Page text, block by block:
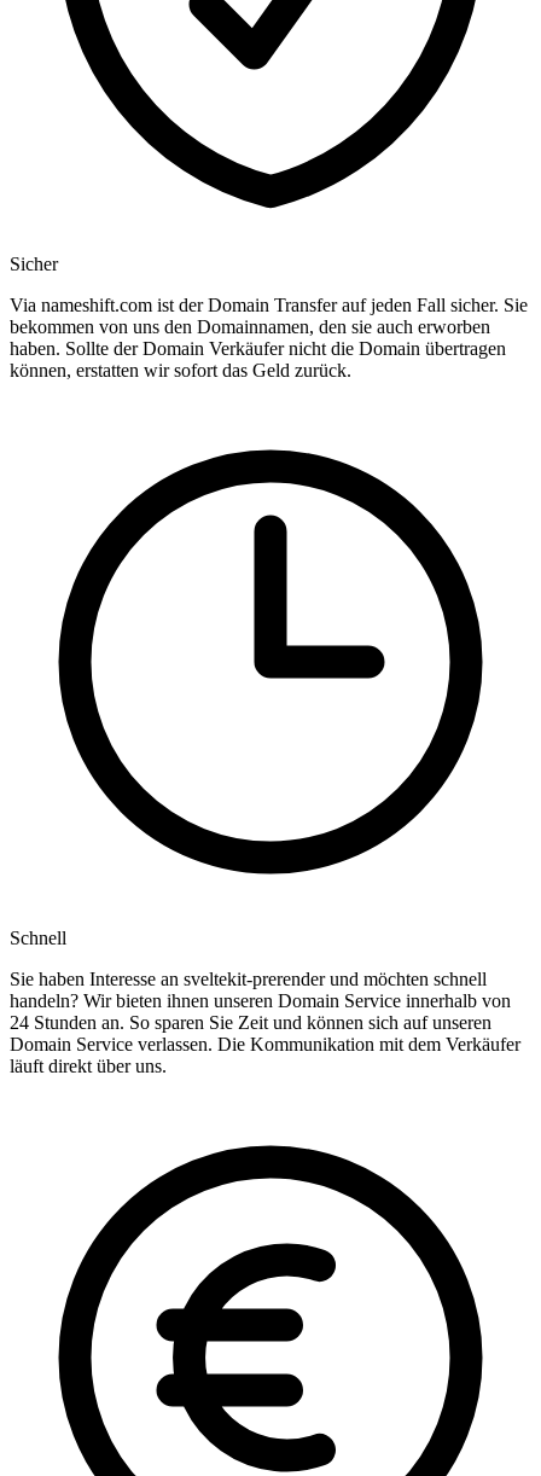
Sicher
Via nameshift.com ist der Domain Transfer auf jeden Fall sicher. Sie
bekommen von uns den Domainnamen, den sie auch erworben
haben. Sollte der Domain Verkäufer nicht die Domain übertragen
können, erstatten wir sofort das Geld zurück.
Schnell
Sie haben Interesse an sveltekit-prerender und möchten schnell
handeln? Wir bieten ihnen unseren Domain Service innerhalb von
24 Stunden an. So sparen Sie Zeit und können sich auf unseren
Domain Service verlassen. Die Kommunikation mit dem Verkäufer
läuft direkt über uns.